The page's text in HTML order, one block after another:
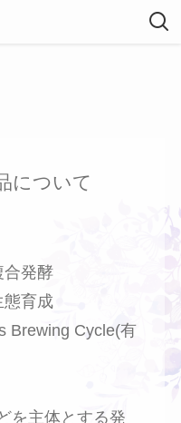
について
合発酵
態育成
Brewing Cycle(有
を主体とする発